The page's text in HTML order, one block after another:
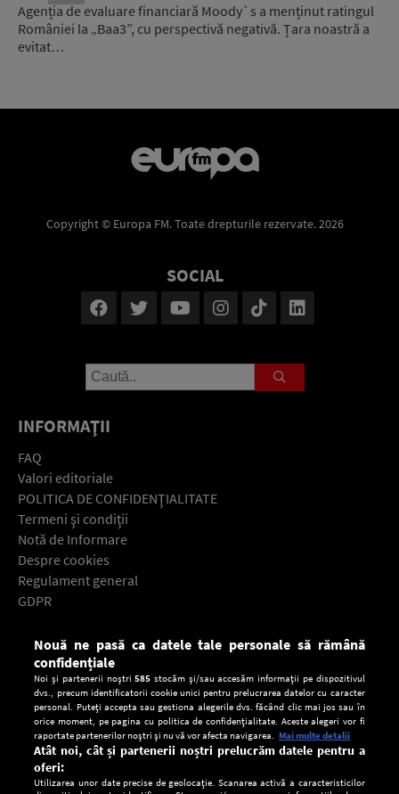
Agenția de evaluare financiară Moody`s a menținut ratingul
României la „Baa3”, cu perspectivă negativă. Țara noastră a
evitat…
Copyright © Europa FM. Toate drepturile rezervate. 2026
SOCIAL
INFORMAŢII
FAQ
Valori editoriale
POLITICA DE CONFIDENŢIALITATE
Termeni şi condiţii
Notă de Informare
Despre cookies
Regulament general
GDPR
Descarcă gratuit aplicaţia Europa FM pentru smartphone:
Nouă ne pasă ca datele tale personale să rămână
confidențiale
Noi și partenerii noștri585 stocăm și/sau accesăm informații pe dispozitivul
dvs., precum identificatorii cookie unici pentru prelucrarea datelor cu caracter
personal. Puteți accepta sau gestiona alegerile dvs. făcând clic mai jos sau în
orice moment, pe pagina cu politica de confidențialitate. Aceste alegeri vor fi
raportate partenerilor noștri și nu vă vor afecta navigarea. Mai multe detalii
Atât noi, cât și partenerii noștri prelucrăm datele pentru a
oferi:
Utilizarea unor date precise de geolocație. Scanarea activă a caracteristicilor